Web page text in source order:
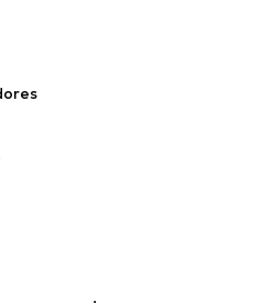
Jerséis y punto